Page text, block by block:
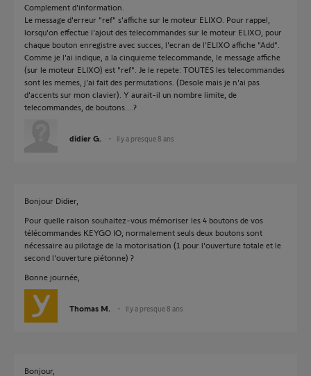
Complement d'information.
Le message d'erreur "ref" s'affiche sur le moteur ELIXO. Pour rappel,
lorsqu'on effectue l'ajout des telecommandes sur le moteur ELIXO, pour
chaque bouton enregistre avec succes, l'ecran de l'ELIXO affiche "Add".
Comme je l'ai indique, a la cinquieme telecommande, le message affiche
(sur le moteur ELIXO) est "ref". Je le repete: TOUTES les telecommandes
sont les memes, j'ai fait des permutations. (Desole mais je n'ai pas
d'accents sur mon clavier). Y aurait-il un nombre limite, de
telecommandes, de boutons....?
didier G. il y a presque 8 ans
Bonjour Didier,
Pour quelle raison souhaitez-vous mémoriser les 4 boutons de vos
télécommandes KEYGO IO, normalement seuls deux boutons sont
nécessaire au pilotage de la motorisation (1 pour l'ouverture totale et le
second l'ouverture piétonne) ?
Bonne journée,
Thomas M. il y a presque 8 ans
Bonjour,